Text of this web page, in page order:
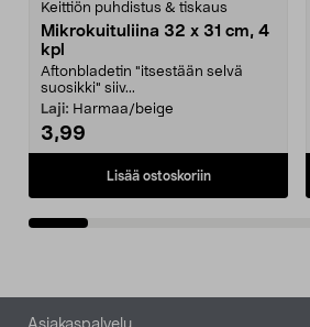
Keittiön puhdistus & tiskaus
Mikrokuituliina 32 x 31 cm, 4
kpl
Aftonbladetin "itsestään selvä
suosikki" siiv...
Laji: Harmaa/beige
3,99
Lisää ostoskoriin
Alatunniste